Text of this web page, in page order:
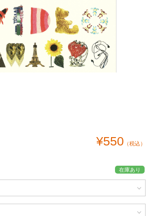
¥550 （税込）
在庫あり